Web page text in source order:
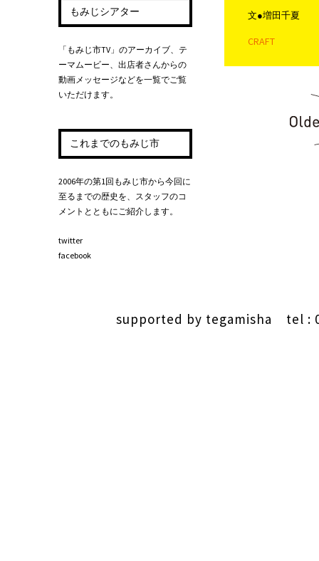
文●増田千夏
CRAFT
投稿ナビゲ
もみじシアター
「もみじ市TV」のアーカイブ、テ
ーマムービー、出店者さんからの
動画メッセージなどを一覧でご覧
いただけます。
これまでのもみじ市
2006年の第1回もみじ市から今回に
至るまでの歴史を、スタッフのコ
メントとともにご紹介します。
twitter
facebook
supported by tegamisha tel :